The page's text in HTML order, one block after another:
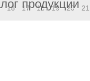
16 17 18 19 20 21
продукции